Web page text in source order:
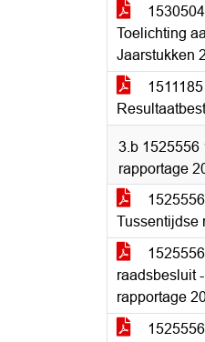
Toelichting
Jaarstukken
3.b 1525556
rapportage
Tussentijdse
raadsbesluit
rapportage